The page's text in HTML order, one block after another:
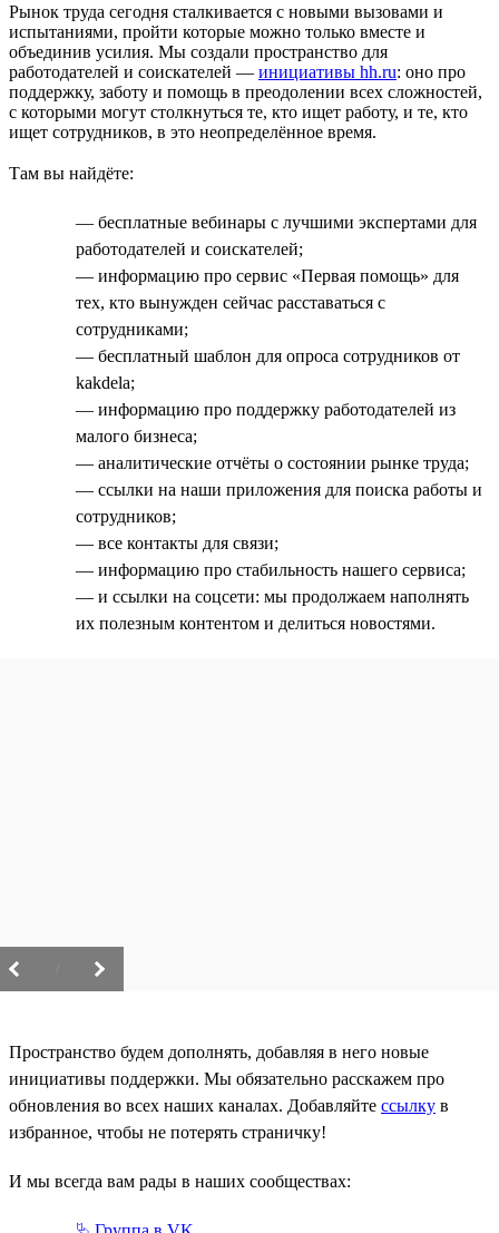
Рынок труда сегодня сталкивается с новыми вызовами и
испытаниями, пройти которые можно только вместе и
объединив усилия. Мы создали пространство для
работодателей и соискателей — инициативы hh.ru: оно про
поддержку, заботу и помощь в преодолении всех сложностей,
с которыми могут столкнуться те, кто ищет работу, и те, кто
ищет сотрудников, в это неопределённое время.
Там вы найдёте:
— бесплатные вебинары с лучшими экспертами для
работодателей и соискателей;
— информацию про сервис «Первая помощь» для
тех, кто вынужден сейчас расставаться с
сотрудниками;
— бесплатный шаблон для опроса сотрудников от
kakdela;
— информацию про поддержку работодателей из
малого бизнеса;
— аналитические отчёты о состоянии рынке труда;
— ссылки на наши приложения для поиска работы и
сотрудников;
— все контакты для связи;
— информацию про стабильность нашего сервиса;
— и ссылки на соцсети: мы продолжаем наполнять
их полезным контентом и делиться новостями.
Пространство будем дополнять, добавляя в него новые
инициативы поддержки. Мы обязательно расскажем про
обновления во всех наших каналах. Добавляйте ссылку в
избранное, чтобы не потерять страничку!
И мы всегда вам рады в наших сообществах: